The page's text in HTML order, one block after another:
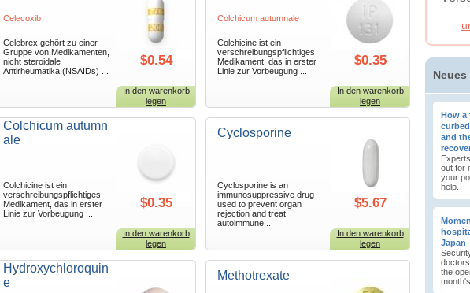
Celecoxib
Celebrex gehört zu einer
Gruppe von Medikamenten,
nicht steroidale
Antirheumatika (NSAIDs) ...
$0.54
In den warenkorb
legen
Colchicum autumnale
Colchicine ist ein
verschreibungspflichtiges
Medikament, das in erster
Linie zur Vorbeugung ...
$0.35
In den warenkorb
legen
Colchicum autumn
ale
Colchicine ist ein
verschreibungspflichtiges
Medikament, das in erster
Linie zur Vorbeugung ...
$0.35
In den warenkorb
legen
Cyclosporine
Cyclosporine is an
immunosuppressive drug
used to prevent organ
rejection and treat
autoimmune ...
$5.67
In den warenkorb
legen
Hydroxychloroquin
e
Methotrexate
Neues
How a
and
out for
your
help.
Japan
the